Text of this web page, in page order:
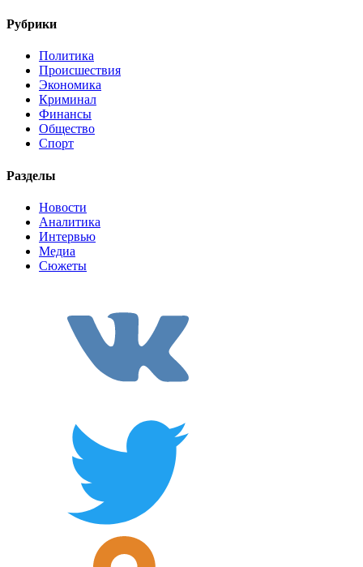
Рубрики
Политика
Происшествия
Экономика
Криминал
Финансы
Общество
Спорт
Разделы
Новости
Аналитика
Интервью
Медиа
Сюжеты